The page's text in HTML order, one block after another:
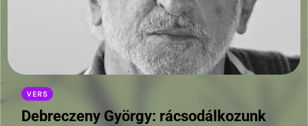
VERS
Debreczeny György: rácsodálkozunk